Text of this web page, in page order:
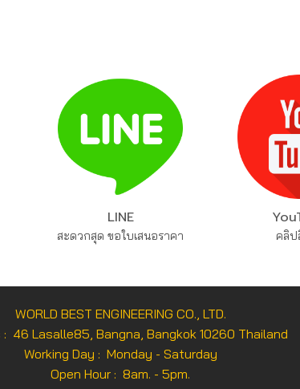
LINE
สะดวกสุด ขอใบเสนอราคา คลิป
WORLD BEST ENGINEERING CO., LTD.
: 46 Lasalle85, Bangna, Bangkok 10260 Thailand
Working Day : Monday - Saturday
Open Hour : 8am. - 5pm.